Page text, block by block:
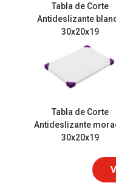
Tabla de Corte
Antideslizante
30x20x19
Tabla de Corte
Antideslizante
30x20x19